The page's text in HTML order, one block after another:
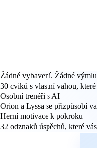
Žádné vybavení. Žádné
30 cviků s vlastní vahou,
Osobní trenéři s AI
Orion a Lyssa se přizpůsobí
Herní motivace k pokroku
32 odznaků úspěchů, které